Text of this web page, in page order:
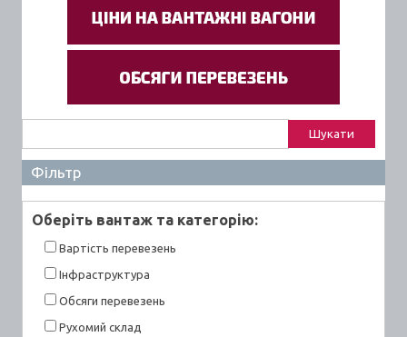
Фільтр
Оберiть вантаж та категорiю:
Вартiсть перевезень
Інфраструктура
Обсяги перевезень
Рухомий склад